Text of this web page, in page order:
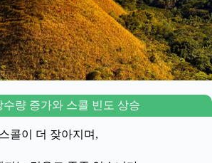
수량 증가와 스콜 빈도 상승
콜이 더 잦아지며,